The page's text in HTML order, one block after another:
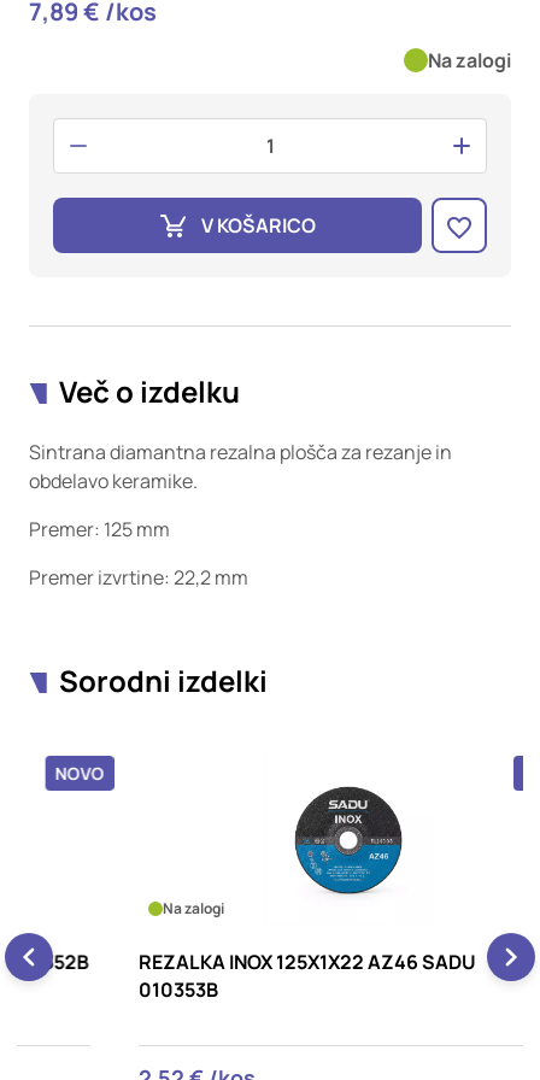
7,89 € /kos
Na zalogi
V KOŠARICO
Več o izdelku
Sintrana diamantna rezalna plošča za rezanje in
obdelavo keramike.
Premer: 125 mm
Premer izvrtine: 22,2 mm
Sorodni izdelki
REZALKA INOX 125X1X22 AZ46 SADU
vaših interesov, ki ga nato uporabijo za prikazovanje ustreznih
oglasov na drugih spletnih mestih. Pri delu uporabljajo
edinstveno prepoznavanje vašega brskalnika in naprave. Če
Potrdi moje izbire
DOVOLI VSE